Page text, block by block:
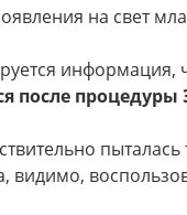
на свет
информация,
после процедуры
видимо,